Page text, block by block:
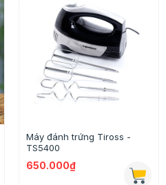
Máy đánh trứng Tiross -
TS5400
650.000₫